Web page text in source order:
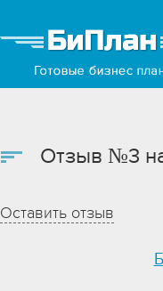
Отзыв №3
Оставить отзыв